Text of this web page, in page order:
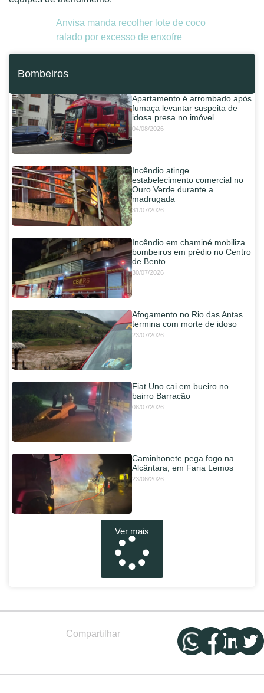
Anvisa manda recolher lote de coco
ralado por excesso de enxofre
Bombeiros
Apartamento é arrombado após
fumaça levantar suspeita de
idosa presa no imóvel
04/08/2026
Incêndio atinge
estabelecimento comercial no
Ouro Verde durante a
madrugada
31/07/2026
Incêndio em chaminé mobiliza
bombeiros em prédio no Centro
de Bento
30/07/2026
Afogamento no Rio das Antas
termina com morte de idoso
23/07/2026
Fiat Uno cai em bueiro no
bairro Barracão
08/07/2026
Caminhonete pega fogo na
Alcântara, em Faria Lemos
23/06/2026
Ver mais
Compartilhar